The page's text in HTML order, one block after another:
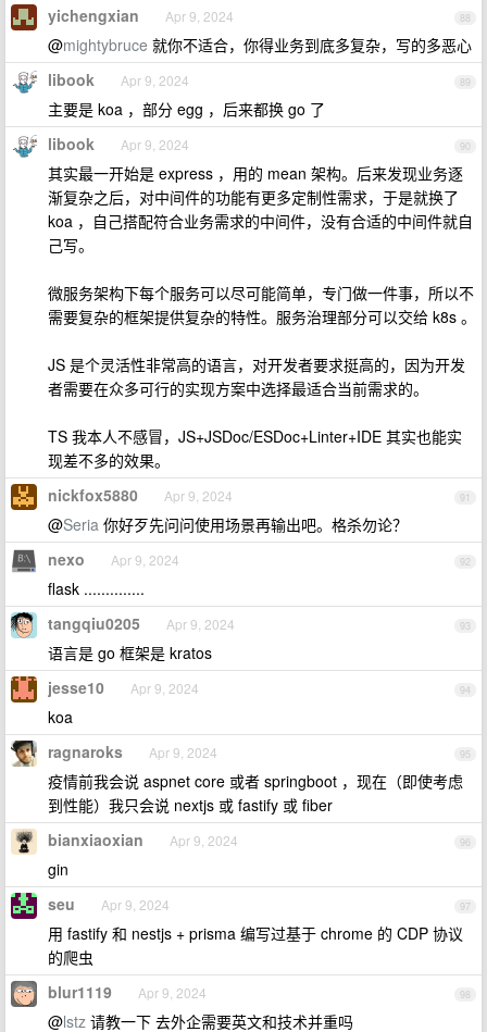
88
yichengxian Apr 9, 2024
@mightybruce 就你不适合，你得业务到底多复杂，写的多恶心
89
libook Apr 9, 2024
主要是 koa ，部分 egg ，后来都换 go 了
90
libook Apr 9, 2024
其实最一开始是 express ，用的 mean 架构。后来发现业务逐
渐复杂之后，对中间件的功能有更多定制性需求，于是就换了
koa ，自己搭配符合业务需求的中间件，没有合适的中间件就自
己写。
微服务架构下每个服务可以尽可能简单，专门做一件事，所以不
需要复杂的框架提供复杂的特性。服务治理部分可以交给 k8s 。
JS 是个灵活性非常高的语言，对开发者要求挺高的，因为开发
者需要在众多可行的实现方案中选择最适合当前需求的。
TS 我本人不感冒，JS+JSDoc/ESDoc+Linter+IDE 其实也能实
现差不多的效果。
91
nickfox5880 Apr 9, 2024
@Seria 你好歹先问问使用场景再输出吧。格杀勿论？
92
nexo Apr 9, 2024
flask ..............
93
tangqiu0205 Apr 9, 2024
语言是 go 框架是 kratos
94
jesse10 Apr 9, 2024
koa
95
ragnaroks Apr 9, 2024
疫情前我会说 aspnet core 或者 springboot ，现在（即使考虑
到性能）我只会说 nextjs 或 fastify 或 fiber
96
bianxiaoxian Apr 9, 2024
gin
97
seu Apr 9, 2024
用 fastify 和 nestjs + prisma 编写过基于 chrome 的 CDP 协议
的爬虫
98
blur1119 Apr 9, 2024
@lstz 请教一下 去外企需要英文和技术并重吗